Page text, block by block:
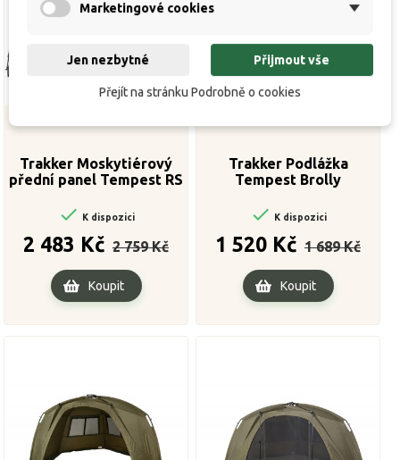
Trakker Moskytiérový
přední panel Tempest RS
 K dispozici
2 483 Kč
cena
2 759 Kč
Koupit
Trakker Podlážka
Tempest Brolly
 K dispozici
1 520 Kč
cena
1 689 Kč
Koupit
Marketingové cookies
Jen nezbytné Přijmout vše
Přejít na stránku Podrobně o cookies